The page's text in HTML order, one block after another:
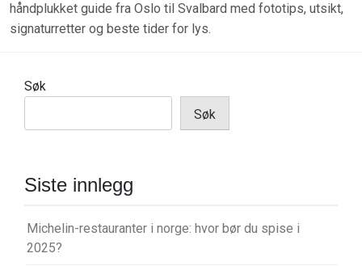
håndplukket guide fra Oslo til Svalbard med fototips, utsikt,
signaturretter og beste tider for lys.
Søk
Søk
Siste innlegg
Michelin-restauranter i norge: hvor bør du spise i
2025?